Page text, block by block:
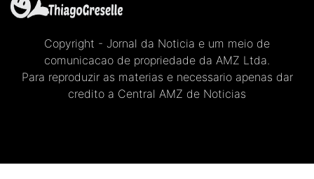
Copyright - Jornal da Noticia e um meio de
comunicacao de propriedade da AMZ Ltda.
Para reproduzir as materias e necessario apenas dar
credito a Central AMZ de Noticias